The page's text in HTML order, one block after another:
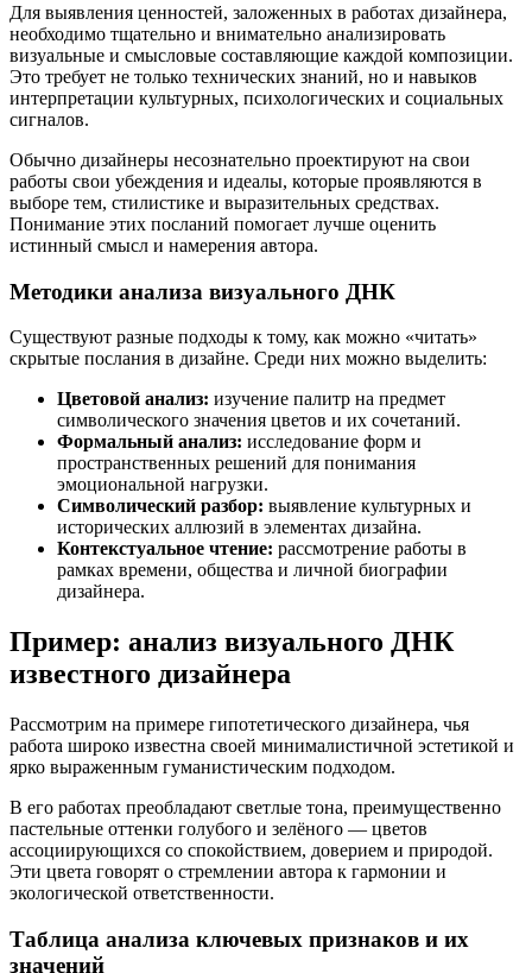
Для выявления ценностей, заложенных в работах дизайнера,
необходимо тщательно и внимательно анализировать
визуальные и смысловые составляющие каждой композиции.
Это требует не только технических знаний, но и навыков
интерпретации культурных, психологических и социальных
сигналов.
Обычно дизайнеры несознательно проектируют на свои
работы свои убеждения и идеалы, которые проявляются в
выборе тем, стилистике и выразительных средствах.
Понимание этих посланий помогает лучше оценить
истинный смысл и намерения автора.
Методики анализа визуального ДНК
Существуют разные подходы к тому, как можно «читать»
скрытые послания в дизайне. Среди них можно выделить:
Цветовой анализ: изучение палитр на предмет
символического значения цветов и их сочетаний.
Формальный анализ: исследование форм и
пространственных решений для понимания
эмоциональной нагрузки.
Символический разбор: выявление культурных и
исторических аллюзий в элементах дизайна.
Контекстуальное чтение: рассмотрение работы в
рамках времени, общества и личной биографии
дизайнера.
Пример: анализ визуального ДНК
известного дизайнера
Рассмотрим на примере гипотетического дизайнера, чья
работа широко известна своей минималистичной эстетикой и
ярко выраженным гуманистическим подходом.
В его работах преобладают светлые тона, преимущественно
пастельные оттенки голубого и зелёного — цветов
ассоциирующихся со спокойствием, доверием и природой.
Эти цвета говорят о стремлении автора к гармонии и
экологической ответственности.
Таблица анализа ключевых признаков и их
значений